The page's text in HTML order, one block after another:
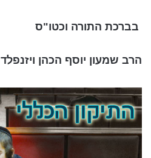
בברכת התורה וכטו"ס
הרב שמעון יוסף הכהן ויזנפלד